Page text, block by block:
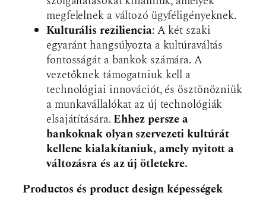
megfelelnek a változó ügyféligényeknek.
Kulturális reziliencia: A két szaki
egyaránt hangsúlyozta a kultúraváltás
fontosságát a bankok számára. A
vezetőknek támogatniuk kell a
technológiai innovációt, és ösztönözniük
a munkavállalókat az új technológiák
elsajátítására. Ehhez persze a
bankoknak olyan szervezeti kultúrát
kellene kialakítaniuk, amely nyitott a
változásra és az új ötletekre.
Productos és product design képességek